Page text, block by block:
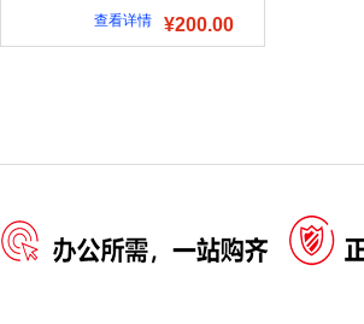
¥200.00
查看详情